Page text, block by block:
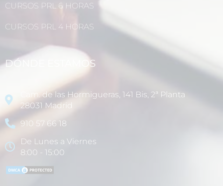
CURSOS PRL 6 HORAS
CURSOS PRL 4 HORAS
DÓNDE ESTAMOS
Cam. de las Hormigueras, 141 Bis, 2ª Planta
28031 Madrid
910 57 66 18
De Lunes a Viernes
8:00 - 15:00